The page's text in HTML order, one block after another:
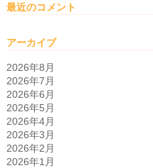
最近のコメント
アーカイブ
2026年8月
2026年7月
2026年6月
2026年5月
2026年4月
2026年3月
2026年2月
2026年1月